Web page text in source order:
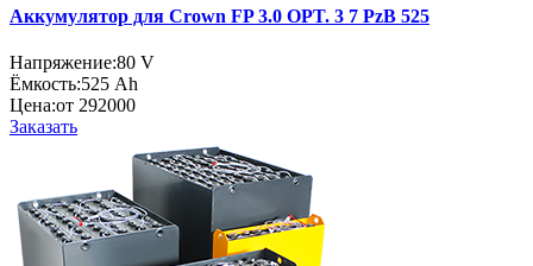
Аккумулятор для Crown FP 3.0 OPT. 3 7 PzB 525
Напряжение:80 V
Ёмкость:525 Ah
Цена:от 292000
Заказать